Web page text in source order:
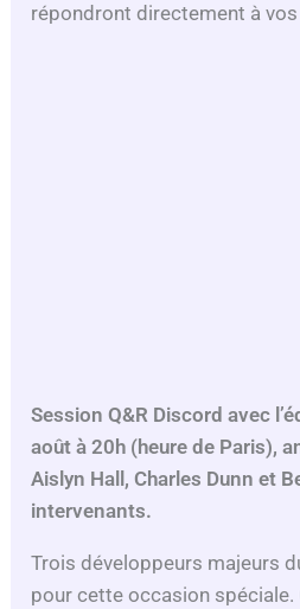
répondront directement à
Session Q&R Discord avec
août à 20h (heure de Paris),
Aislyn Hall, Charles Dunn et
intervenants.
Trois développeurs majeurs
pour cette occasion spéciale.